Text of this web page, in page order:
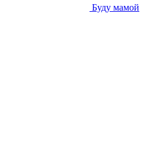
Буду мамой